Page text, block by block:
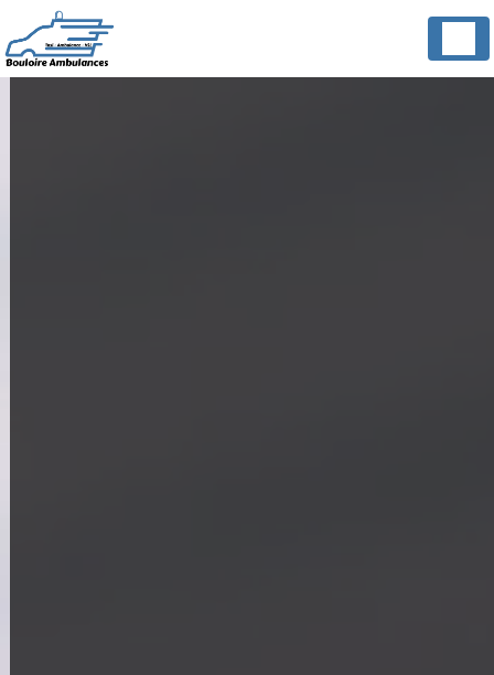
Panneau de gestion des cookies